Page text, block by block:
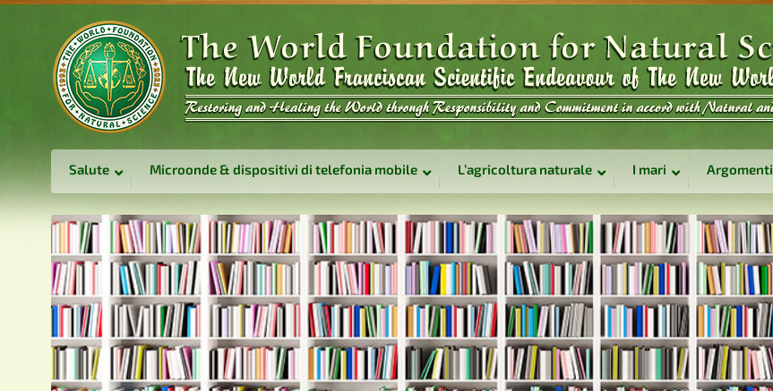
Salute Microonde & dispositivi di telefonia mobile L’agricoltura naturale I mari Argomenti